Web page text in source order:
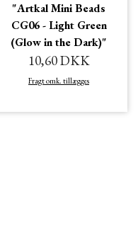
"Artkal Mini Beads
CG06 - Light Green
(Glow in the Dark)"
10,60 DKK
Fragt omk. tillægges